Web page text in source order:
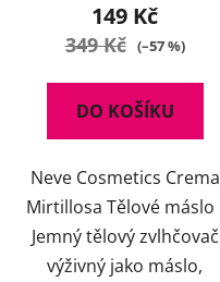
149 Kč
349 Kč (–57 %)
DO KOŠÍKU
Neve Cosmetics Crema
Mirtillosa Tělové máslo
Jemný tělový zvlhčovač
výživný jako máslo,